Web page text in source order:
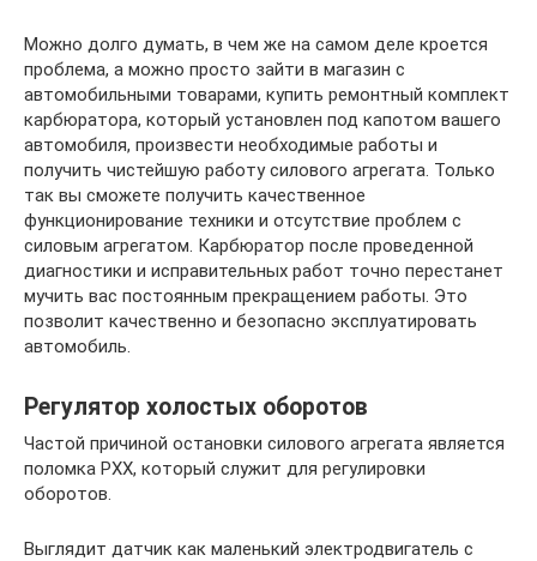
Можно долго думать, в чем же на самом деле кроется
проблема, а можно просто зайти в магазин с
автомобильными товарами, купить ремонтный комплект
карбюратора, который установлен под капотом вашего
автомобиля, произвести необходимые работы и
получить чистейшую работу силового агрегата. Только
так вы сможете получить качественное
функционирование техники и отсутствие проблем с
силовым агрегатом. Карбюратор после проведенной
диагностики и исправительных работ точно перестанет
мучить вас постоянным прекращением работы. Это
позволит качественно и безопасно эксплуатировать
автомобиль.
Регулятор холостых оборотов
Частой причиной остановки силового агрегата является
поломка РХХ, который служит для регулировки
оборотов.
Выглядит датчик как маленький электродвигатель с